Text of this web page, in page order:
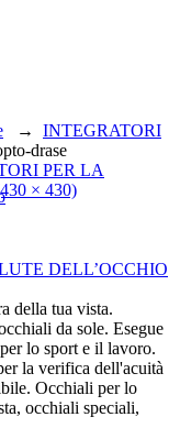
→ INTEGRATORI
drase
PER LA
× 430)
DELL’OCCHIO
della tua vista.
da sole. Esegue
lo sport e il lavoro.
la verifica dell'acuità
Occhiali per lo
occhiali speciali,